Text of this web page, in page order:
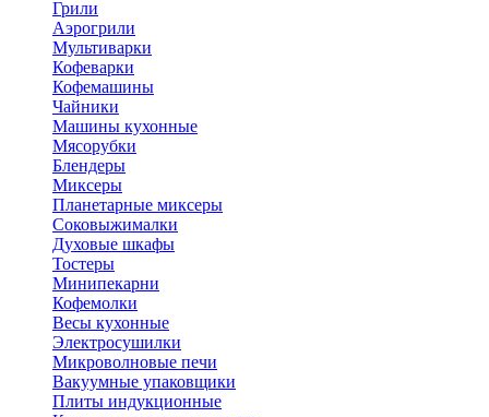
Грили
Аэрогрили
Мультиварки
Кофеварки
Кофемашины
Чайники
Машины кухонные
Мясорубки
Блендеры
Миксеры
Планетарные миксеры
Соковыжималки
Духовые шкафы
Тостеры
Минипекарни
Кофемолки
Весы кухонные
Электросушилки
Микроволновые печи
Вакуумные упаковщики
Плиты индукционные